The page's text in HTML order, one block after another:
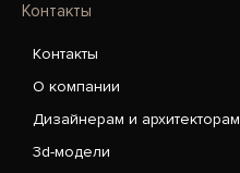
Контакты
Контакты
О компании
Дизайнерам и архитекторам
3d-модели